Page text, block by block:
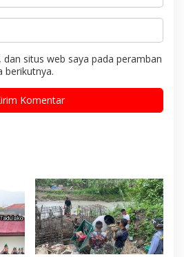
situs web saya pada peramban
berikutnya.